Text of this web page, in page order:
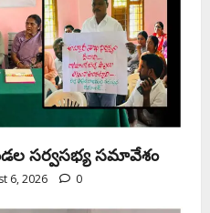
సర్వసభ్య సమావేశం
6, 2026 0